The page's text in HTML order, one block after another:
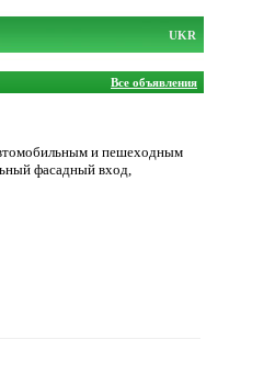
UKR
Все объявления
и пешеходным
фасадный вход,